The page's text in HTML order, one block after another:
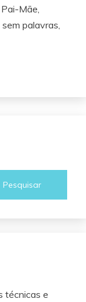
Mãe,
palavras,
técnicas e